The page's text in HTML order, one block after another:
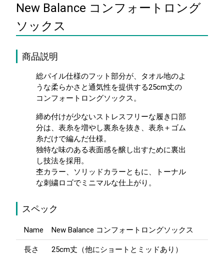
New Balance コンフォートロング
ソックス
商品説明
総パイル仕様のフット部分が、タオル地のよ
うな柔らかさと通気性を提供する25cm丈の
コンフォートロングソックス。
締め付けが少ないストレスフリーな履き口部
分は、表糸を増やし裏糸を抜き、表糸＋ゴム
糸だけで編んだ仕様。
独特な味のある表面感を醸し出すために裏出
し技法を採用。
杢カラー、ソリッドカラーともに、トーナル
な刺繍ロゴでミニマルな仕上がり。
スペック
Name New Balance コンフォートロングソックス
長さ 25cm丈（他にショートとミッドあり）